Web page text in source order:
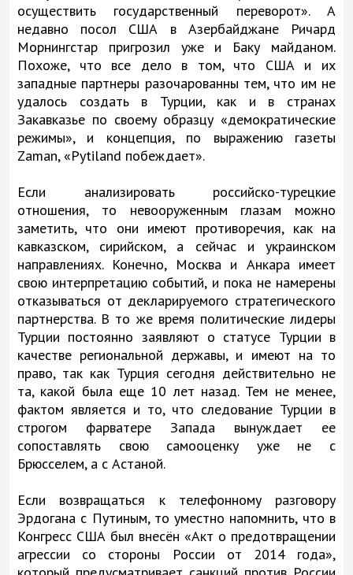
осуществить государственный переворот». А
недавно посол США в Азербайджане Ричард
Морнингстар пригрозил уже и Баку майданом.
Похоже, что все дело в том, что США и их
западные партнеры разочарованны тем, что им не
удалось создать в Турции, как и в странах
Закавказье по своему образцу «демократические
режимы», и концепция, по выражению газеты
Zaman, «Pytiland побеждает».
Если анализировать российско-турецкие
отношения, то невооруженным глазам можно
заметить, что они имеют противоречия, как на
кавказском, сирийском, а сейчас и украинском
направлениях. Конечно, Москва и Анкара имеет
свою интерпретацию событий, и пока не намерены
отказываться от декларируемого стратегического
партнерства. В то же время политические лидеры
Турции постоянно заявляют о статусе Турции в
качестве региональной державы, и имеют на то
право, так как Турция сегодня действительно не
та, какой была еще 10 лет назад. Тем не менее,
фактом является и то, что следование Турции в
строгом фарватере Запада вынуждает ее
сопоставлять свою самооценку уже не с
Брюсселем, а с Астаной.
Если возвращаться к телефонному разговору
Эрдогана с Путиным, то уместно напомнить, что в
Конгресс США был внесён «Акт о предотвращении
агрессии со стороны России от 2014 года»,